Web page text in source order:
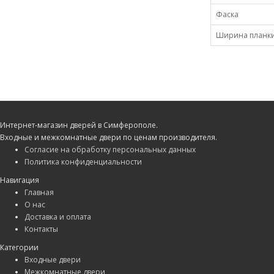
Фаска
Ширина
Интернет-магазин дверей в Симферополе.
Входные и межкомнатные двери по ценам производителя.
Согласие на обработку персональных данных
Политика конфиденциальности
Навигация
Главная
О нас
Доставка и оплата
Контакты
Категории
Входные двери
Межкомнатные двери